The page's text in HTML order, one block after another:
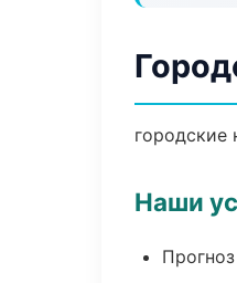
городские
Наши